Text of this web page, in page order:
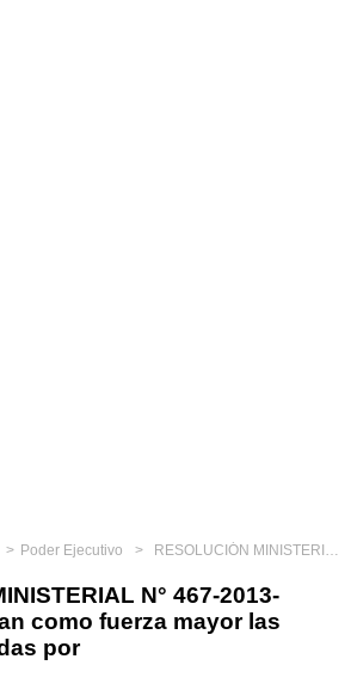
Poder Ejecutivo RESOLUCIÓN MINISTERIAL N° 467-2013-MEM/DM Califican como fuerza mayor las razones invocadas por
N° 467-2013-
como fuerza mayor las
por